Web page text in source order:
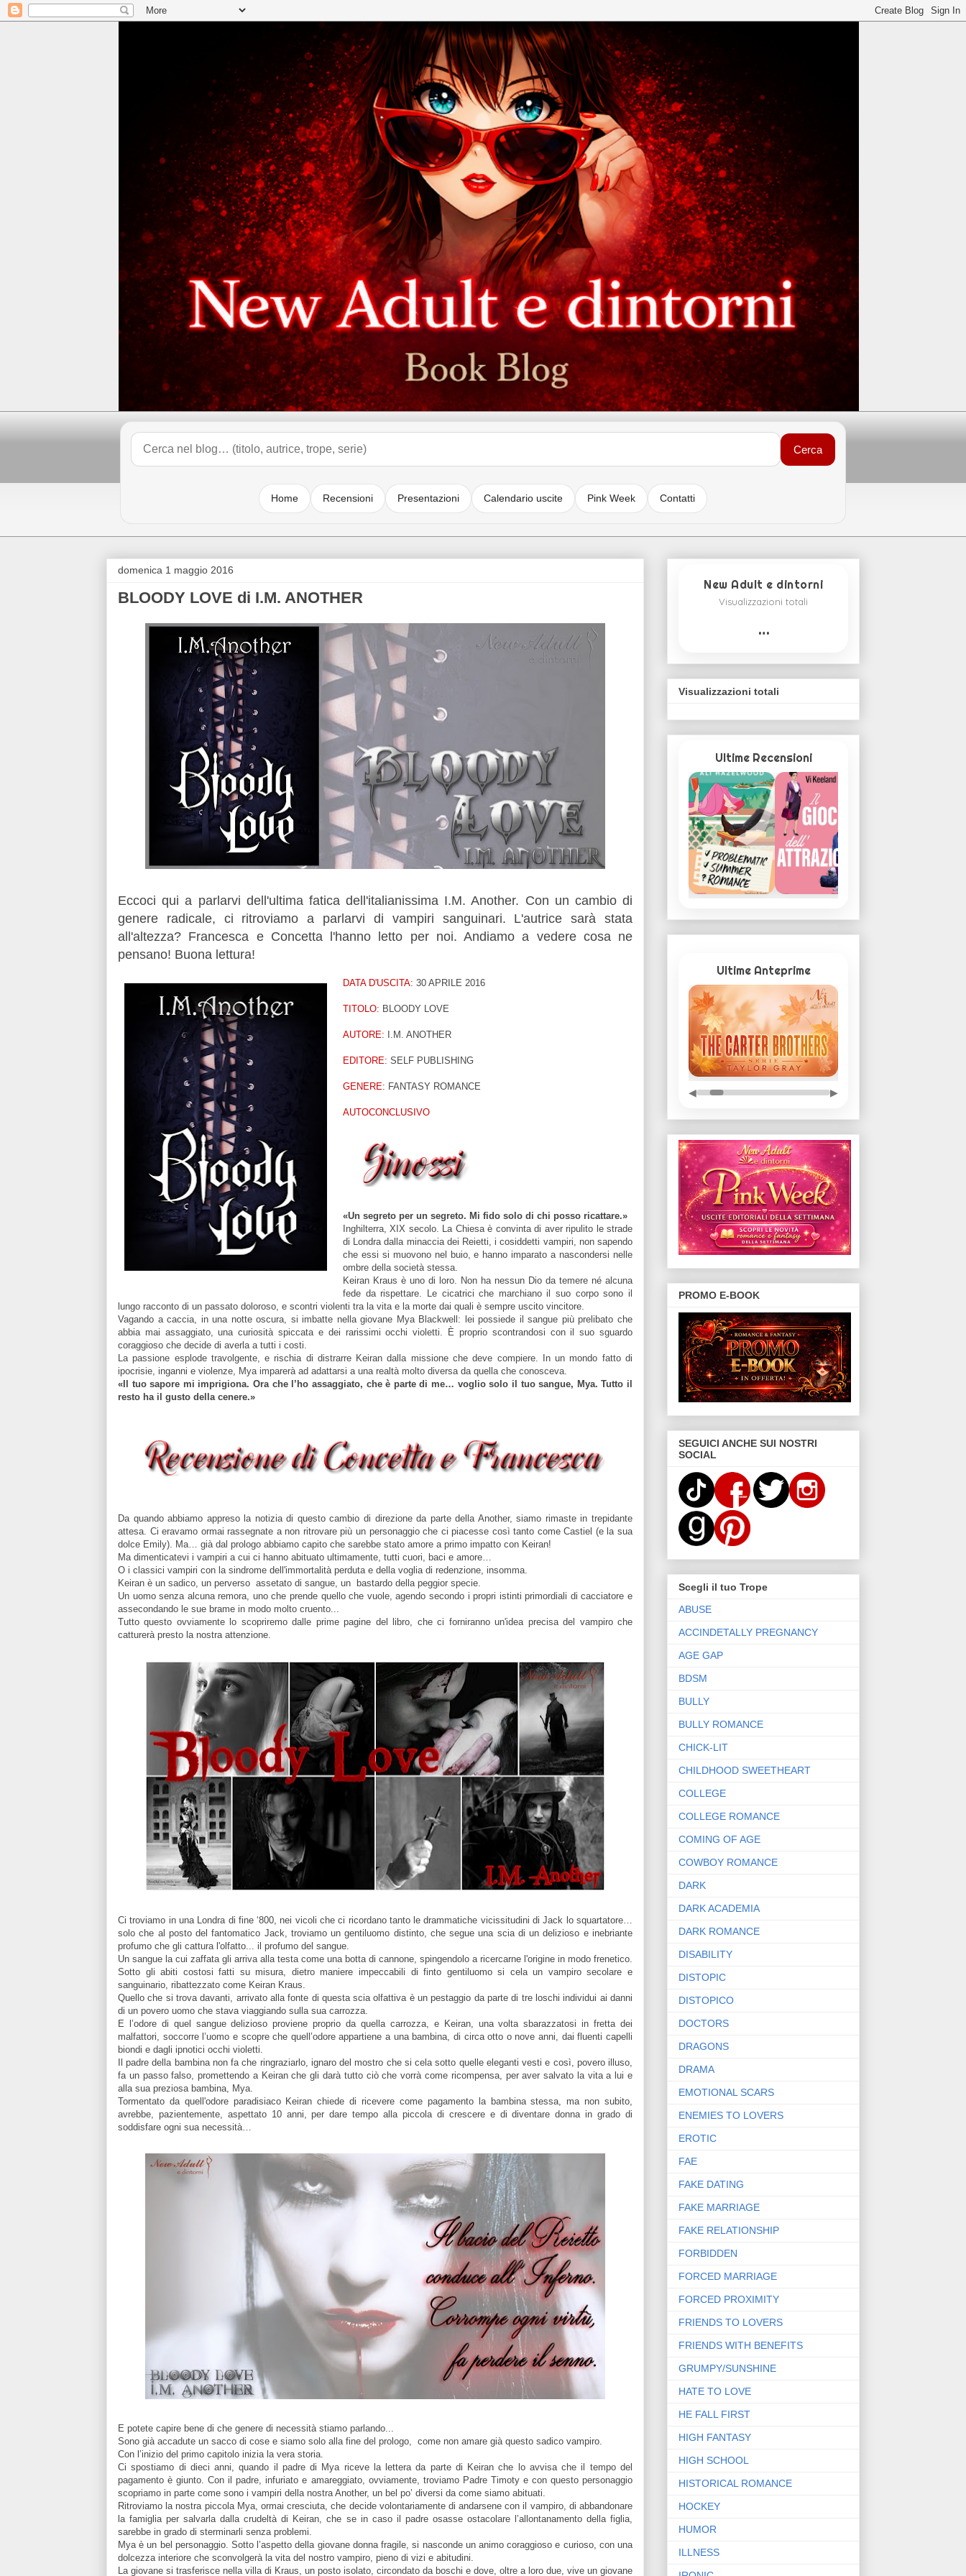
Cerca
Home Recensioni Presentazioni Calendario uscite Pink Week Contatti
domenica 1 maggio 2016
BLOODY LOVE di I.M. ANOTHER
Eccoci qui a parlarvi dell'ultima fatica dell'italianissima I.M. Another. Con un cambio di
genere radicale, ci ritroviamo a parlarvi di vampiri sanguinari. L'autrice sarà stata
all'altezza? Francesca e Concetta l'hanno letto per noi. Andiamo a vedere cosa ne
pensano! Buona lettura!
DATA D'USCITA: 30 APRILE 2016
TITOLO: BLOODY LOVE
AUTORE: I.M. ANOTHER
EDITORE: SELF PUBLISHING
GENERE: FANTASY ROMANCE
AUTOCONCLUSIVO
«Un segreto per un segreto. Mi fido solo di chi posso ricattare.»
Inghilterra, XIX secolo. La Chiesa è convinta di aver ripulito le strade
di Londra dalla minaccia dei Reietti, i cosiddetti vampiri, non sapendo
che essi si muovono nel buio, e hanno imparato a nascondersi nelle
ombre della società stessa.
Keiran Kraus è uno di loro. Non ha nessun Dio da temere né alcuna
fede da rispettare. Le cicatrici che marchiano il suo corpo sono il
lungo racconto di un passato doloroso, e scontri violenti tra la vita e la morte dai quali è sempre uscito vincitore.
Vagando a caccia, in una notte oscura, si imbatte nella giovane Mya Blackwell: lei possiede il sangue più prelibato che
abbia mai assaggiato, una curiosità spiccata e dei rarissimi occhi violetti. È proprio scontrandosi con il suo sguardo
coraggioso che decide di averla a tutti i costi.
La passione esplode travolgente, e rischia di distrarre Keiran dalla missione che deve compiere. In un mondo fatto di
ipocrisie, inganni e violenze, Mya imparerà ad adattarsi a una realtà molto diversa da quella che conosceva.
«Il tuo sapore mi imprigiona. Ora che l’ho assaggiato, che è parte di me… voglio solo il tuo sangue, Mya. Tutto il
resto ha il gusto della cenere.»
Da quandoabbiamo appreso la notizia di questo cambio di direzione da parte della Another, siamo rimastein trepidante
attesa. Ci eravamo ormai rassegnate a non ritrovare più un personaggio che ci piacesse così tanto come Castiel (e la sua
dolce Emily). Ma… già dal prologo abbiamo capito che sarebbe stato amore a primo impatto con Keiran!
Ma dimenticatevi i vampiri a cui ci hanno abituato ultimamente, tutti cuori, baci e amore…
O i classici vampiri con la sindrome dell'immortalità perduta e della voglia di redenzione, insomma.
Keiran è un sadico, un perverso assetato di sangue, un bastardo della peggior specie.
Un uomosenza alcuna remora, uno che prende quello che vuole, agendo secondo i propri istinti primordiali di cacciatore e
assecondando le sue brame in modo molto cruento...
Tutto questo ovviamente lo scopriremodalle primepagine del libro, che ci fornirannoun'idea precisa del vampiro che
catturerà presto la nostra attenzione.
Ci troviamo in una Londra di fine ‘800, nei vicoli che ci ricordano tanto le drammatiche vicissitudini di Jack lo squartatore…
solo che al posto del fantomatico Jack, troviamo un gentiluomo distinto, che segue una scia di un delizioso e inebriante
profumo che gli cattura l'olfatto... il profumo del sangue.
Un sangue la cui zaffata gli arriva alla testa come una botta di cannone, spingendolo a ricercarne l'origine in modo frenetico.
Sotto gli abiti costosi fatti su misura, dietro maniere impeccabili difinto gentiluomosi celaun vampiro secolare e
sanguinario, ribattezzato come Keiran Kraus.
Quello che si trova davanti, arrivato alla fonte di questa scia olfattiva è un pestaggio da parte di tre loschiindividui ai danni
di un povero uomo che stava viaggiando sulla sua carrozza.
E
’odore di quel sangue delizioso proviene proprio da quella carrozza, e Keiran, una volta sbarazzatosi in fretta dei
malfattori, soccorre l’uomo e scopre che quell’odoreappartiene a una bambina, di circa otto o nove anni, dai fluenti capelli
biondi e dagli ipnotici occhi violetti.
Il padre della bambina non fa che ringraziarlo, ignaro del mostro che si cela sotto quelle eleganti vesti e così, povero illuso,
fa un passo falso, promettendo a Keiran che gli darà tutto ciò che vorrà come ricompensa, per aver salvato la vita a lui e
alla sua preziosa bambina, Mya.
Tormentato da quell'odore paradisiacoKeiran chiede di ricevere come pagamento la bambina stessa, ma non subito,
avrebbe, pazientemente, aspettato 10 anni, per dare tempo alla piccola di crescere e di diventare donnain grado di
soddisfare ogni sua necessità…
E potete capire bene di che genere di necessità stiamo parlando...
Sono già accadute un sacco di cose e siamo solo alla fine del prologo, come non amare già questo sadico vampiro.
Con l’inizio del primo capitolo inizia la vera storia.
Ci spostiamo di dieci anni, quando il padre di Mya riceve la lettera da parte di Keiran che lo avvisa che il tempo del
pagamento è giunto. Con il padre, infuriato e amareggiato, ovviamente, troviamo Padre Timoty e con questo personaggio
scopriamo in parte come sono i vampiri della nostra Another, un bel po’ diversi da come siamo abituati.
Ritroviamo la nostra piccola Mya, ormai cresciuta, che decide volontariamente di andarsene con il vampiro, di abbandonare
la famiglia per salvarla dalla crudeltà di Keiran, che se in caso il padre osasse ostacolare l’allontanamento della figlia,
sarebbe in grado di sterminarli senza problemi.
Mya è un bel personaggio. Sotto l’aspetto della giovane donna fragile, si nasconde un animo coraggioso e curioso, conuna
dolcezza interiore che sconvolgerà la vita del nostro vampiro, pieno di vizi e abitudini.
La giovane si trasferisce nella villa di Kraus, un posto isolato, circondato da boschi e dove, oltre a loro due, vive un giovane
New Adult e dintorni
Visualizzazioni totali
…
Visualizzazioni totali
Ultime Recensioni
Ultime Anteprime
◀ ▶
PROMO E-BOOK
SEGUICI ANCHE SUI NOSTRI
SOCIAL
Scegli il tuo Trope
ABUSE
ACCINDETALLY PREGNANCY
AGE GAP
BDSM
BULLY
BULLY ROMANCE
CHICK-LIT
CHILDHOOD SWEETHEART
COLLEGE
COLLEGE ROMANCE
COMING OF AGE
COWBOY ROMANCE
DARK
DARK ACADEMIA
DARK ROMANCE
DISABILITY
DISTOPIC
DISTOPICO
DOCTORS
DRAGONS
DRAMA
EMOTIONAL SCARS
ENEMIES TO LOVERS
EROTIC
FAE
FAKE DATING
FAKE MARRIAGE
FAKE RELATIONSHIP
FORBIDDEN
FORCED MARRIAGE
FORCED PROXIMITY
FRIENDS TO LOVERS
FRIENDS WITH BENEFITS
GRUMPY/SUNSHINE
HATE TO LOVE
HE FALL FIRST
HIGH FANTASY
HIGH SCHOOL
HISTORICAL ROMANCE
HOCKEY
HUMOR
ILLNESS